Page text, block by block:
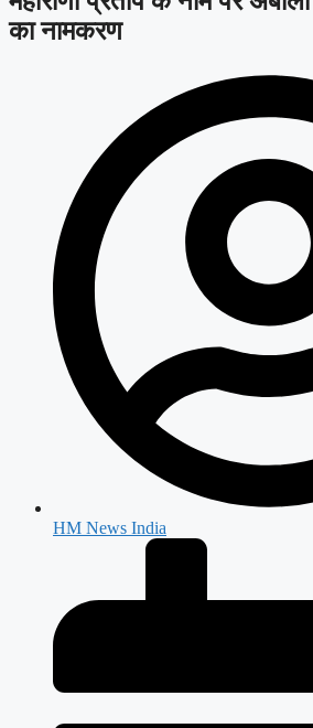
का नामकरण
HM News India